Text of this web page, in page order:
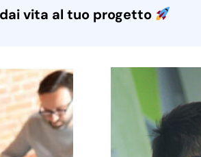
dai vita al tuo progetto